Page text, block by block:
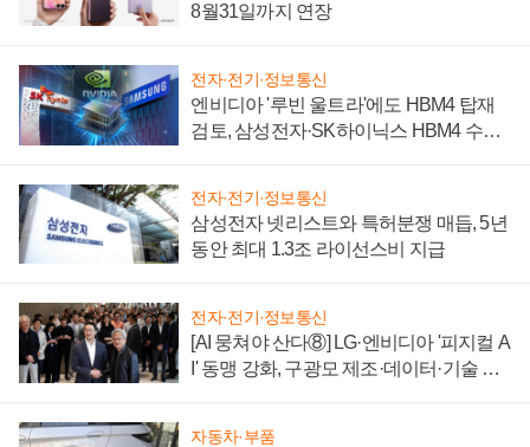
8월31일까지 연장
전자·전기·정보통신
엔비디아 '루빈 울트라'에도 HBM4 탑재
검토, 삼성전자·SK하이닉스 HBM4 수율
전자·전기·정보통신
삼성전자 넷리스트와 특허분쟁 매듭, 5년
동안 최대 1.3조 라이선스비 지급
전자·전기·정보통신
[AI 뭉쳐야 산다⑧] LG·엔비디아 '피지컬 A
I' 동맹 강화, 구광모 제조·데이터·기술 결
자동차·부품